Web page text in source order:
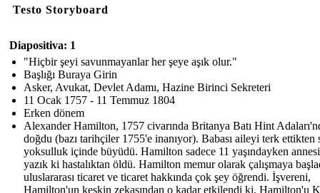
Testo Storyboard
Diapositiva: 1
"Hiçbir şeyi savunmayanlar her şeye aşık olur."
Başlığı Buraya Girin
Asker, Avukat, Devlet Adamı, Hazine Birinci Sekreteri
11 Ocak 1757 - 11 Temmuz 1804
Erken dönem
Alexander Hamilton, 1757 civarında Britanya Batı Hint
doğdu (bazı tarihçiler 1755'e inanıyor). Babası aileyi terk ettikten
yoksulluk içinde büyüdü. Hamilton sadece 11 yaşındayken
yazık ki hastalıktan öldü. Hamilton memur olarak çalışmaya
uluslararası ticaret ve ticaret hakkında çok şey öğrendi. İşvereni,
Hamilton'un keskin zekasından o kadar etkilendi ki, Hamilton'u